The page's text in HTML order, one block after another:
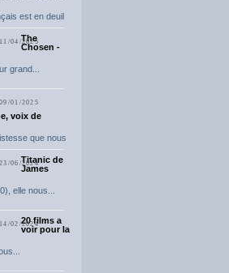
est en deuil
11/04/2025
The
Chosen -
grand...
09/01/2025
voix de
que nous
23/06/2024Titanic de
James
elle nous...
14/02/202420 films a
voir pour la